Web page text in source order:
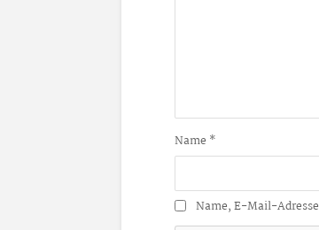
Name *
Name, E-Mail-